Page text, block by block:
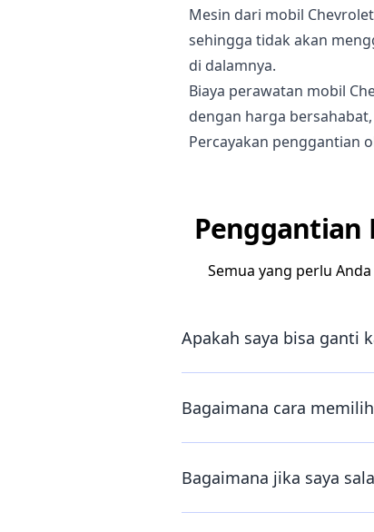
Mesin dari mobil
sehingga tidak akan
di dalamnya.
Biaya perawatan mobil
dengan harga
Percayakan penggantian
Penggantian
Semua yang perlu
Apakah saya bisa ganti
Bagaimana cara
Bagaimana jika saya